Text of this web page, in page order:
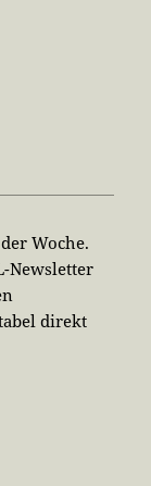
Woche.
Newsletter
direkt